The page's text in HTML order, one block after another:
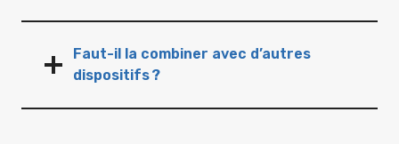
Faut-il la combiner avec d’autres
dispositifs ?